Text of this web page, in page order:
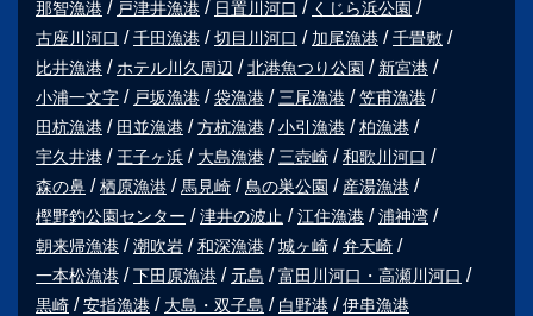
那智漁港 戸津井漁港 日置川河口
くじら浜公園
古座川河口
千田漁港 切目川河口 加尾漁港
千畳敷
比井漁港
ホテル川久周辺 北港魚つり公園
新宮港
小浦一文字
戸坂漁港 袋漁港 三尾漁港
笠甫漁港
田杭漁港
田並漁港 方杭漁港 小引漁港
柏漁港
宇久井港
王子ヶ浜 大島漁港 三壺崎
和歌川河口
森の鼻
栖原漁港 馬見崎 鳥の巣公園
産湯漁港
樫野釣公園センター
津井の波止 江住漁港
浦神湾
朝来帰漁港
潮吹岩 和深漁港 城ヶ崎
弁天崎
一本松漁港
下田原漁港 元島
富田川河口・高瀬川河口
黒崎
安指漁港 大島・双子島 白野港 伊串漁港